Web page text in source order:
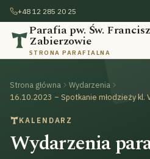
+48 12 285 20 25
Parafia pw. Św.
Zabierzowie
STRONA PARAFIALNA
Strona główna
Wydarzenia
16.10.2023 – Spotkanie młodzieży kl.
KALENDARZ
Wydarzenia